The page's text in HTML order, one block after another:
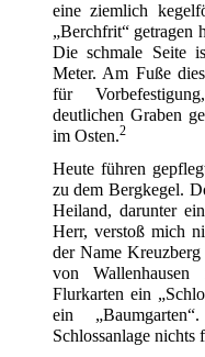
eine ziemlich
„Berchfrit“ getragen
Die schmale Seite
Meter. Am Fuße
für
deutlichen Graben
im Osten.2
Heute führen
zu dem Bergkegel.
Heiland, darunter
Herr, verstoß mich
der Name
von
Flurkarten ein
ein
Schlossanlage nichts